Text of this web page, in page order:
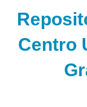
Centro